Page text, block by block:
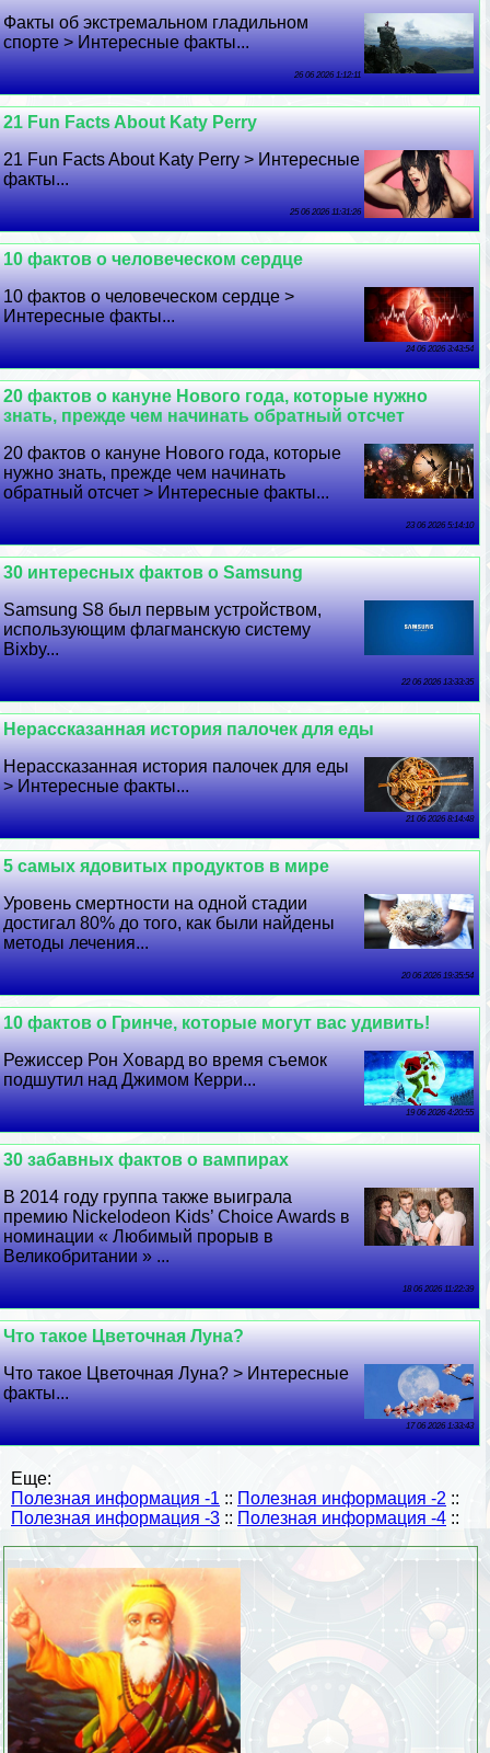
Факты об экстремальном гладильном
спорте > Интересные факты...
26 06 2026 1:12:11
21 Fun Facts About Katy Perry
21 Fun Facts About Katy Perry > Интересные
факты...
25 06 2026 11:31:26
10 фактов о человеческом сердце
10 фактов о человеческом сердце >
Интересные факты...
24 06 2026 3:43:54
20 фактов о кануне Нового года, которые нужно
знать, прежде чем начинать обратный отсчет
20 фактов о кануне Нового года, которые
нужно знать, прежде чем начинать
обратный отсчет > Интересные факты...
23 06 2026 5:14:10
30 интересных фактов о Samsung
Samsung S8 был первым устройством,
использующим флагманскую систему
Bixby...
22 06 2026 13:33:35
Нерассказанная история палочек для еды
Нерассказанная история палочек для еды
> Интересные факты...
21 06 2026 8:14:48
5 самых ядовитых продуктов в мире
Уровень cмepтности на одной стадии
достигал 80% до того, как были найдены
методы лечения...
20 06 2026 19:35:54
10 фактов о Гринче, которые могут вас удивить!
Режиссер Рон Ховард во время съемок
подшутил над Джимом Керри...
19 06 2026 4:20:55
30 забавных фактов о вампирах
В 2014 году группа также выиграла
премию Nickelodeon Kids’ Choice Awards в
номинации « Любимый прорыв в
Великобритании » ...
18 06 2026 11:22:39
Что такое Цветочная Луна?
Что такое Цветочная Луна? > Интересные
факты...
17 06 2026 1:33:43
Еще:
Полезная информация -1 :: Полезная информация -2 ::
Полезная информация -3 :: Полезная информация -4 ::